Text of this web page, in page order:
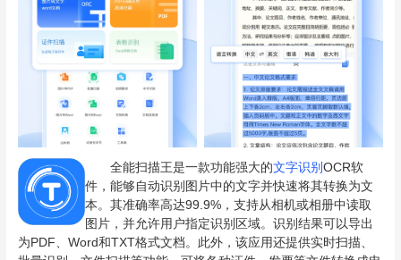
全能扫描王是一款功能强大的文字识别OCR软
件，能够自动识别图片中的文字并快速将其转换为文
本。其准确率高达99.9%，支持从相机或相册中读取
图片，并允许用户指定识别区域。识别结果可以导出
为PDF、Word和TXT格式文档。此外，该应用还提供实时扫描、